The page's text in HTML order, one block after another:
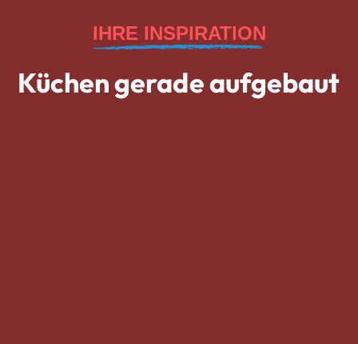
IHRE INSPIRATION
Küchen gerade aufgebaut